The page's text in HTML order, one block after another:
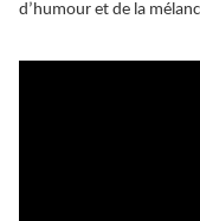
d’humour et de la